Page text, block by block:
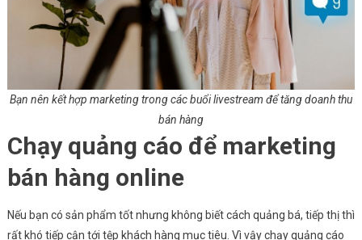
Bạn nên kết hợp marketing trong các buổi livestream để tăng doanh thu
bán hàng
Chạy quảng cáo để marketing
bán hàng online
Nếu bạn có sản phẩm tốt nhưng không biết cách quảng bá, tiếp thị thì
rất khó tiếp cận tới tệp khách hàng mục tiêu. Vì vậy chạy quảng cáo